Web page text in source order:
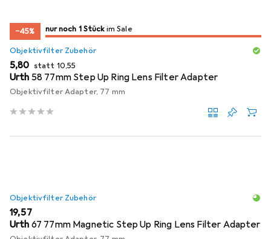
−45% noch 1 Stückim Sale
nur noch 1 Stück im Sale
Objektivfilter Zubehör
EUR
5,80 statt EUR
10,55
Urth 58 77mm Step Up Ring Lens Filter Adapter
Objektivfilter Adapter, 77 mm
Objektivfilter Zubehör
EUR
19,57
Urth 67 77mm Magnetic Step Up Ring Lens Filter Adapter